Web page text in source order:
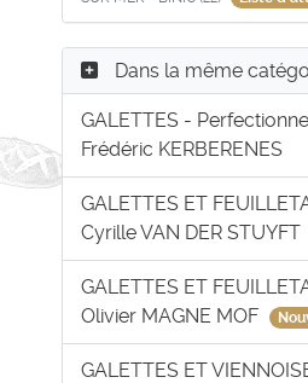
Dans la même
GALETTES -
Frédéric KERBERENES
GALETTES ET
Cyrille VAN DER STUYFT
GALETTES ET
Olivier MAGNE MOF
GALETTES ET